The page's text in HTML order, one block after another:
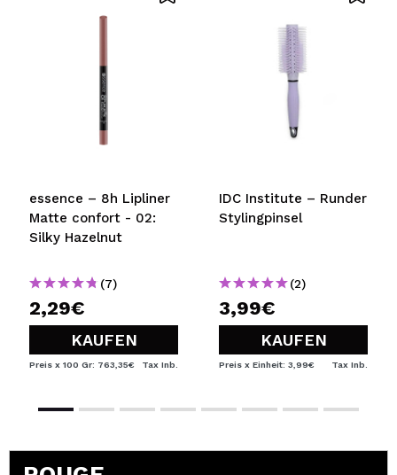
essence – 8h Lipliner
Matte confort - 02:
Silky Hazelnut
(7)
2,29€
KAUFEN
Preis x 100 Gr: 763,35€ Tax Inb.
IDC Institute – Runder
Stylingpinsel
(2)
3,99€
KAUFEN
Preis x Einheit: 3,99€ Tax Inb.